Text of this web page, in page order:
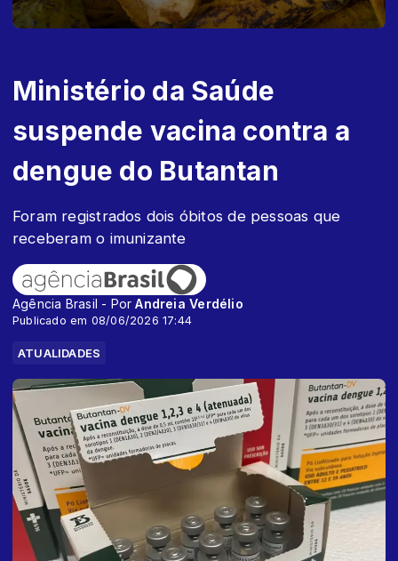
Ministério da Saúde
suspende vacina contra a
dengue do Butantan
Foram registrados dois óbitos de pessoas que
receberam o imunizante
Agência Brasil - PorAndreia Verdélio
Publicado em 08/06/2026 17:44
ATUALIDADES